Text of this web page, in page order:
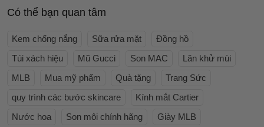
Có thể bạn quan tâm
Kem chống nắng Sữa rửa mặt
Đồng hồ
Túi xách hiệu
Mũ Gucci Son MAC
Lăn khử mùi
MLB
Mua mỹ phẩm Quà tặng
Trang Sức
quy trình các bước skincare
Kính mắt Cartier
Nước hoa
Son môi chính hãng
Giày MLB